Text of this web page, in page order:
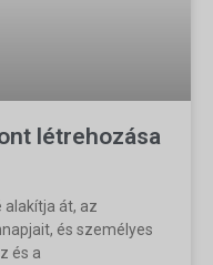
létrehozása
alakítja át, az
és személyes
és a